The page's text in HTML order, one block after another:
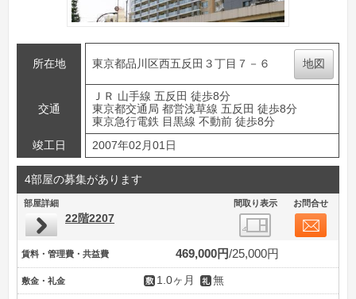
所在地 東京都品川区西五反田３丁目７－６ 地図
交通
ＪＲ 山手線 五反田 徒歩8分
東京都交通局 都営浅草線 五反田 徒歩8分
東京急行電鉄 目黒線 不動前 徒歩8分
竣工日
2007年02月01日
4部屋の募集があります
部屋詳細 間取り表示 お問合せ
22階2207
賃料・管理費・共益費 469,000円 25,000円
敷金・礼金 1.0ヶ月 無